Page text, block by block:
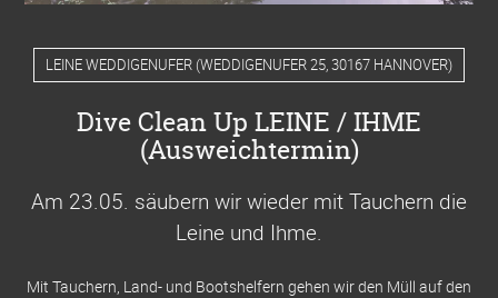
LEINE WEDDIGENUFER (WEDDIGENUFER 25, 30167 HANNOVER)
Dive Clean Up LEINE / IHME
(Ausweichtermin)
Am 23.05. säubern wir wieder mit Tauchern die
Leine und Ihme.
Mit Tauchern, Land- und Bootshelfern gehen wir den Müll auf den